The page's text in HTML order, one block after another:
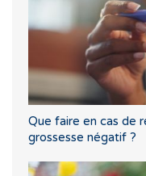
Que faire en cas de
grossesse négatif ?